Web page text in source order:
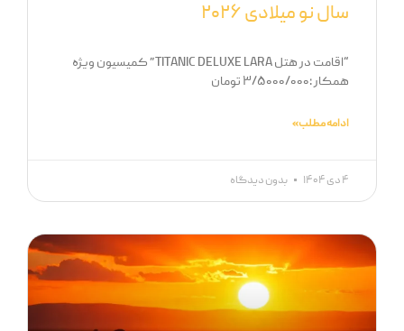
سال نو میلادی ۲۰۲۶
“اقامت در هتل TITANIC DELUXE LARA” کمیسیون ویژه
همکار :۳/۵۰۰۰/۰۰۰ تومان
ادامه مطلب »
۴ دی ۱۴۰۴ بدون دیدگاه